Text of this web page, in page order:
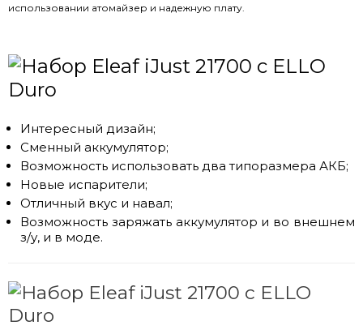
использовании атомайзер и надежную плату.
Интересный дизайн;
Сменный аккумулятор;
Возможность использовать два типоразмера АКБ;
Новые испарители;
Отличный вкус и навал;
Возможность заряжать аккумулятор и во внешнем
з/у, и в моде.